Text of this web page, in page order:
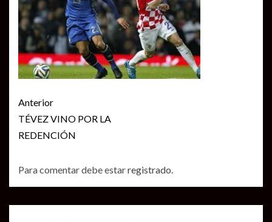
Seguir
leyendo
Anterior
TÉVEZ VINO POR LA
REDENCIÓN
Para comentar debe estarregistrado.